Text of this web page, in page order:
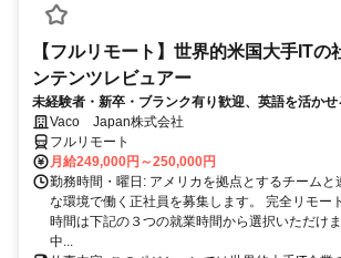
【フルリモート】世界的米国大手ITの
ンテンツレビュアー
未経験者・新卒・ブランク有り歓迎、英語を活か
完全リモート
Vaco Japan株式会社
フルリモート
月給249,000円～250,000円
勤務時間・曜日: アメリカを拠点とするチームと
な環境で働く正社員を募集します。 完全リモー
時間は下記の３つの就業時間から選択いただけ
中...